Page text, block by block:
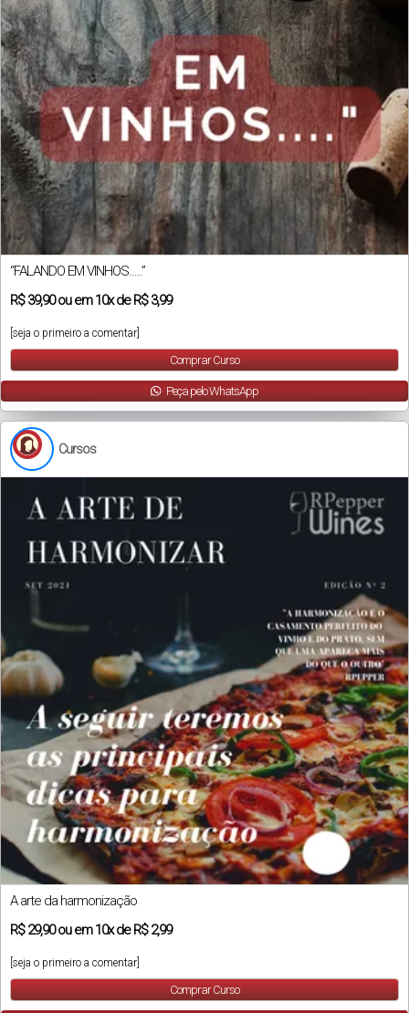
“FALANDO EM VINHOS…..”
R$39,90ou em10xdeR$ 3,99
[seja o primeiro a comentar]
Comprar Curso
Peça pelo WhatsApp
Cursos
A arte da harmonização
R$29,90ou em10xdeR$ 2,99
[seja o primeiro a comentar]
Comprar Curso